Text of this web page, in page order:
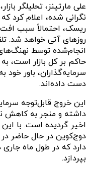
علی مارتینز، تحلیلگر
نگرانی شده، اعلام کرد
ریسک، احتمالاً سبب افت
روزهای آتی خواهد شد.
انجام‌شده توسط
حاکم بر کل بازار است،
سرمایه‌گذاران، باور خود
دست داده‌اند.
داشته و منجر به کاهش
اخیر گردیده است. با
دوج‌کوین در حال حاضر
دارد که در طول ماه
بپردازد.